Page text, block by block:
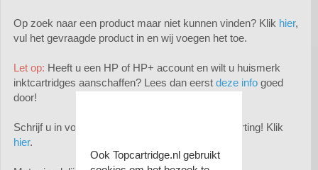
Op zoek naar een product maar niet kunnen vinden? Klik hier,
vul het gevraagde product in en wij voegen het toe.
Let op: Heeft u een HP of HP+ account en wilt u huismerk
inktcartridges aanschaffen? Lees dan eerst deze info goed
door!
Schrijf u in voor de nieuwsbrief en ontvang 5% korting! Klik
hier.
Ook Topcartridge.nl gebruikt